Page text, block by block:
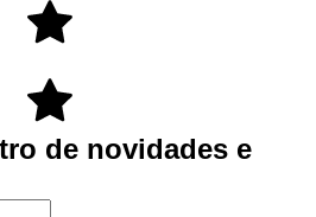
de novidades e